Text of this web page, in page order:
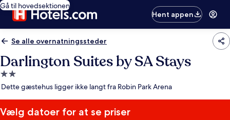
Gå til hovedsektionen
Hent appen
Se alle overnatningssteder
Darlington Suites by SA Stays
2.0-
stjernet
Dette gæstehus ligger ikke langt fra Robin Park Arena
Vælg datoer for at se priser